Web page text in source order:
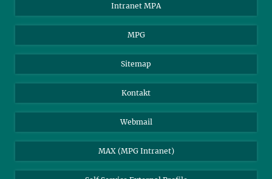
85748 Garching, Germany
Intranet MPA
MPG
Sitemap
Kontakt
Webmail
MAX (MPG Intranet)